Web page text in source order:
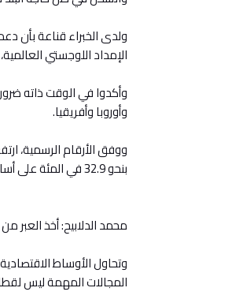
ولدى الخبراء قناعة بأن
الإمداد اللوجستي
وأكدوا في الوقت ذاته
وأوروبا وأفريقيا.
بنحو 32.9 في المئة على أساس سنوي. فيما تشير البيانات إلى ارتفاع عجز الميزان التجاري للفترة ذاتها بواقع 31.2 في المئة.
محمد الدلابيح: أخذ العبر من
وتحاول الأوساط
المجالات المهمة ليس